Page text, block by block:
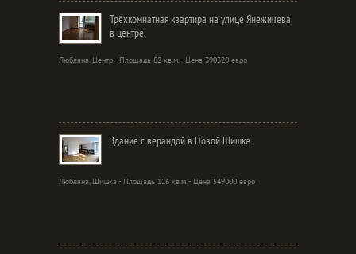
Трёхкомнатная квартира на улице Янежичева
в центре.
Любляна, Центр - Площадь 82 кв.м. - Цена 390320 евро
Здание с верандой в Новой Шишке
Любляна, Шишка - Площадь 126 кв.м. - Цена 549000 евро